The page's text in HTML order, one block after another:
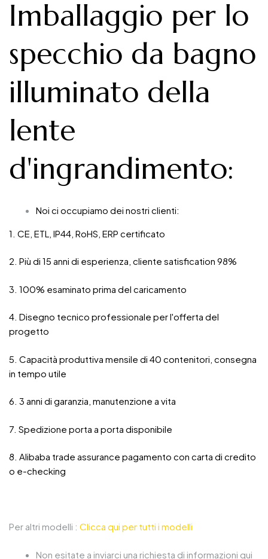
Imballaggio per lo
specchio da bagno
illuminato della
lente
d'ingrandimento:
Noi ci occupiamo dei nostri clienti:
1. CE, ETL, IP44, RoHS, ERP certificato
2. Più di 15 anni di esperienza, cliente satisfication 98%
3. 100% esaminato prima del caricamento
4. Disegno tecnico professionale per l'offerta del
progetto
5. Capacità produttiva mensile di 40 contenitori, consegna
in tempo utile
6. 3 anni di garanzia, manutenzione a vita
7. Spedizione porta a porta disponibile
8. Alibaba trade assurance pagamento con carta di credito
o e-checking
Per altri modelli : Clicca qui per tutti i modelli
Non esitate a inviarci una richiesta di informazioni qui